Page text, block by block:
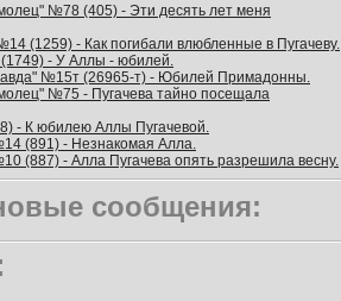
№78 (405) - Эти десять лет меня
(1259) - Как погибали влюбленные в Пугачеву.
- У Аллы - юбилей.
№15т (26965-т) - Юбилей Примадонны.
№75 - Пугачева тайно посещала
- К юбилею Аллы Пугачевой.
(891) - Незнакомая Алла.
(887) - Алла Пугачева опять разрешила весну.
сообщения: